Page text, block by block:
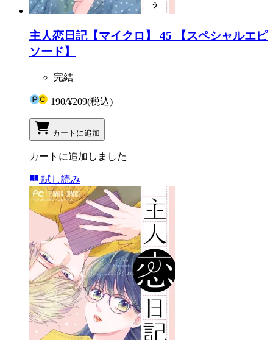
主人恋日記【マイクロ】 45 【スペシャルエピ
ソード】
完結
190/¥209(税込)
カートに追加
カートに追加しました
試し読み